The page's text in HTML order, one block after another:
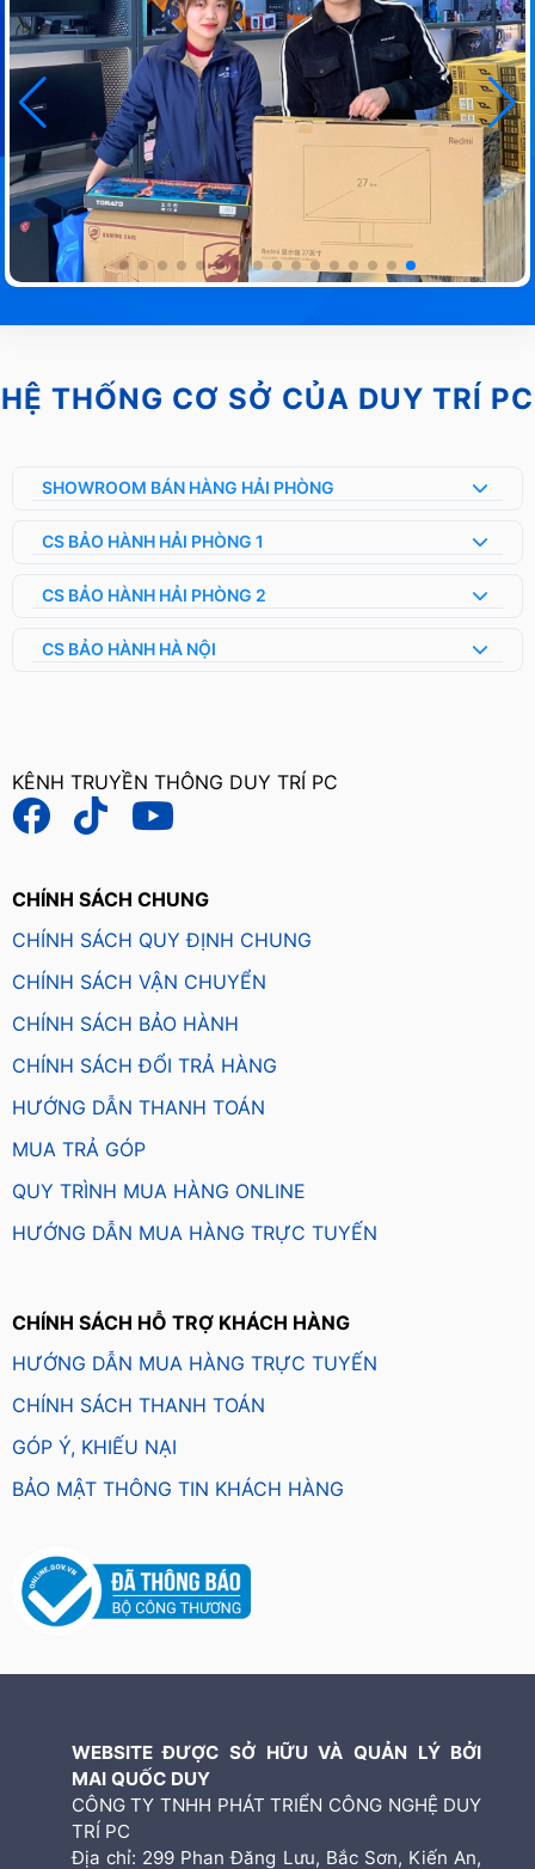
HỆ THỐNG CƠ SỞ CỦA DUY TRÍ PC
SHOWROOM BÁN HÀNG HẢI PHÒNG
CS BẢO HÀNH HẢI PHÒNG 1
CS BẢO HÀNH HẢI PHÒNG 2
CS BẢO HÀNH HÀ NỘI
KÊNH TRUYỀN THÔNG DUY TRÍ PC
CHÍNH SÁCH CHUNG
CHÍNH SÁCH QUY ĐỊNH CHUNG
CHÍNH SÁCH VẬN CHUYỂN
CHÍNH SÁCH BẢO HÀNH
CHÍNH SÁCH ĐỔI TRẢ HÀNG
HƯỚNG DẪN THANH TOÁN
MUA TRẢ GÓP
QUY TRÌNH MUA HÀNG ONLINE
HƯỚNG DẪN MUA HÀNG TRỰC TUYẾN
CHÍNH SÁCH HỖ TRỢ KHÁCH HÀNG
HƯỚNG DẪN MUA HÀNG TRỰC TUYẾN
CHÍNH SÁCH THANH TOÁN
GÓP Ý, KHIẾU NẠI
BẢO MẬT THÔNG TIN KHÁCH HÀNG
WEBSITE ĐƯỢC SỞ HỮU VÀ QUẢN LÝ BỞI
MAI QUỐC DUY
CÔNG TY TNHH PHÁT TRIỂN CÔNG NGHỆ DUY
TRÍ PC
Địa chỉ: 299 Phan Đăng Lưu, Bắc Sơn, Kiến An,